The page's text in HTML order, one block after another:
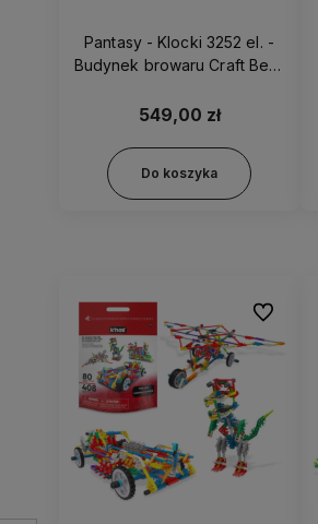
Pantasy - Klocki 3252 el. -
Budynek browaru Craft Beer
549,00 zł
Do koszyka
Do